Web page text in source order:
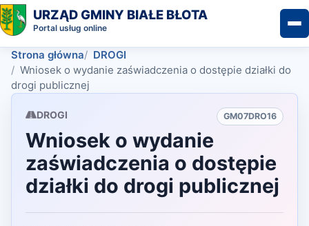
URZĄD GMINY BIAŁE BŁOTA
Portal usług online
Strona główna
DROGI
Wniosek o wydanie zaświadczenia o dostępie działki do
drogi publicznej
DROGI GM07DRO16
Wniosek o wydanie
zaświadczenia o dostępie
działki do drogi publicznej